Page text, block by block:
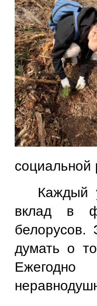
социальной
Каждый
вклад в
белорусов.
думать о
Ежегодно